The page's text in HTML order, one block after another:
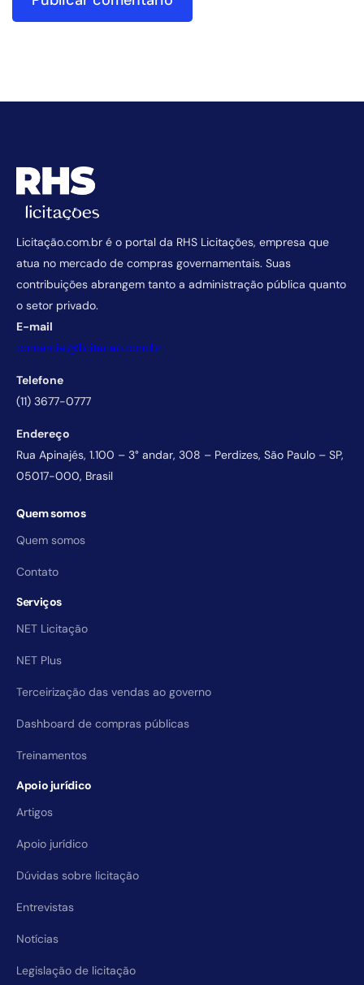
Licitação.com.br é o portal da RHS Licitações, empresa que
atua no mercado de compras governamentais. Suas
contribuições abrangem tanto a administração pública quanto
o setor privado.
E-mail
comercial@licitacao.com.br
Telefone
(11) 3677-0777
Endereço
Rua Apinajés, 1.100 – 3° andar, 308 – Perdizes, São Paulo – SP,
05017-000, Brasil
Quem somos
Quem somos
Contato
Serviços
NET Licitação
NET Plus
Terceirização das vendas ao governo
Dashboard de compras públicas
Treinamentos
Apoio jurídico
Artigos
Apoio jurídico
Dúvidas sobre licitação
Entrevistas
Notícias
Legislação de licitação